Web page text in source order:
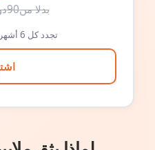
بدلا من90
تجدد كل 6 أشهر بالسعر الأصلي